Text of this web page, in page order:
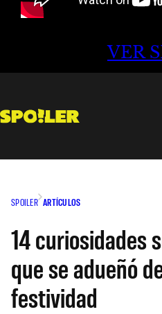
VER
SPOILER ARTÍCULOS
14 curiosidades
que se adueñó
festividad